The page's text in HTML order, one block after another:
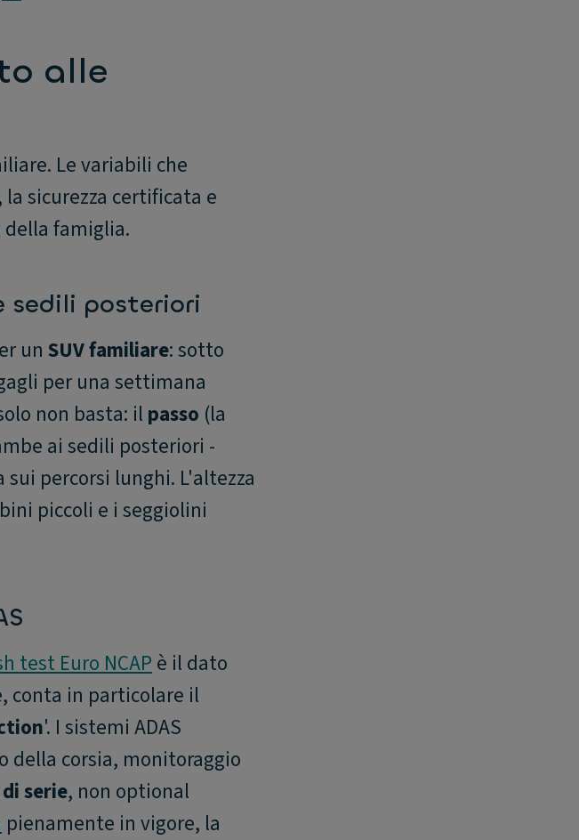
alle
Le variabili che
sicurezza certificata e
famiglia.
sedili posteriori
unSUV familiare: sotto
per una settimana
non basta: il passo (la
ai sedili posteriori -
percorsi lunghi. L'altezza
piccoli e i seggiolini
test Euro NCAP è il dato
conta in particolare il
'. I sistemi ADAS
corsia, monitoraggio
di serie, non optional
pienamente in vigore, la